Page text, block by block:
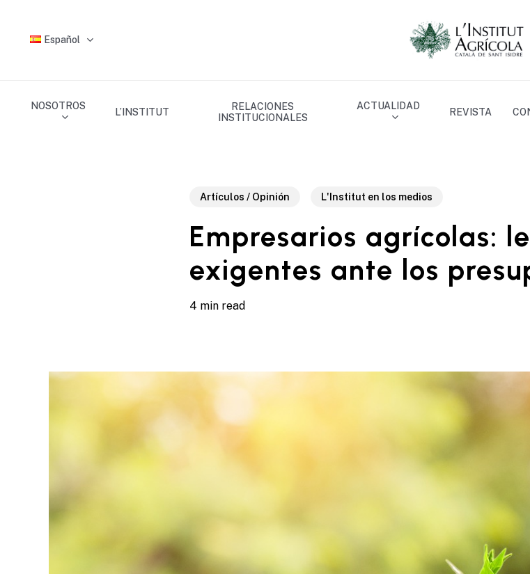
Español
NOSOTROS
L’INSTITUT
RELACIONES
INSTITUCIONALES
ACTUALIDAD
REVISTA
Artículos / Opinión L'Institut en los medios
Empresarios agrícolas:
exigentes ante los
4 min read